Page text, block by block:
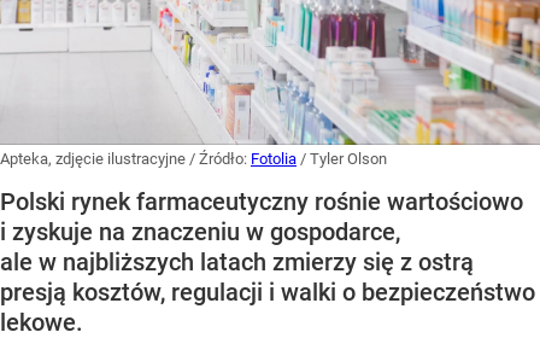
Apteka, zdjęcie ilustracyjne / Źródło: Fotolia / Tyler Olson
Polski rynek farmaceutyczny rośnie wartościowo
i zyskuje na znaczeniu w gospodarce,
ale w najbliższych latach zmierzy się z ostrą
presją kosztów, regulacji i walki o bezpieczeństwo
lekowe.